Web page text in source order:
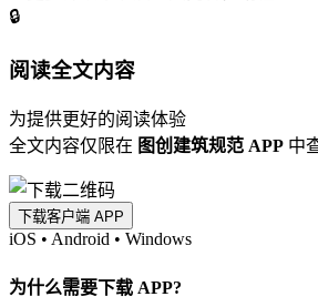
🔒
阅读全文内容
为提供更好的阅读体验
全文内容仅限在 图创建筑规范 APP 中
下载客户端 APP
iOS • Android • Windows
为什么需要下载 APP?